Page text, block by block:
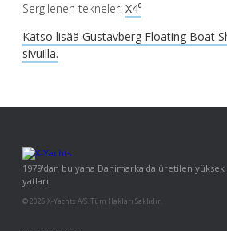
Sergilenen tekneler: X4⁰
Katso lisää Gustavberg Floating Boat
sivuilla.
1979'dan bu yana Danimarka'da üretilen
yatları.
© 2026 X-Yachts A/S. Tüm Hakları Saklıdır.